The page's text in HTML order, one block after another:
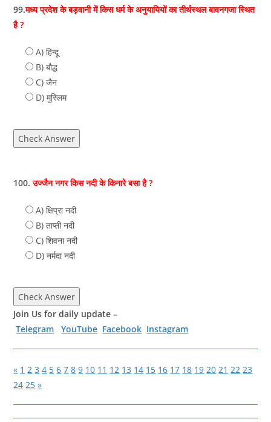
99.मध्य प्रदेश के बड़वानी में किस धर्म के अनुयायियों का तीर्थस्थल बावनगजा स्थित
है ?
A) हिन्दू
B) बौद्ध
C) जैन
D) मुस्लिम
Check Answer
100. उज्जैन नगर किस नदी के किनारे बसा है ?
A) क्षिप्रा नदी
B) ताप्ती नदी
C) शिवना नदी
D) नर्मदा नदी
Check Answer
Join Us for daily update –
Telegram
YouTube Facebook Instagram
« 1 2 3 4 5 6 7 8 9 10 11 12 13 14 15 16 17 18 19 20 21 22 23
24 25 »